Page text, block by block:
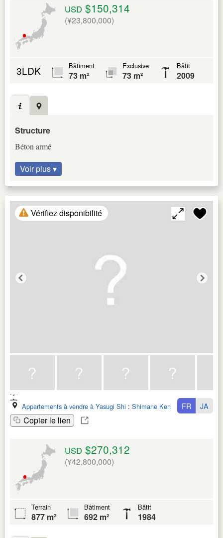
USD $150,314
(¥23,800,000)
3LDK Bâtiment
73 m²
Exclusive
73 m²
Bâtit
2009
Structure
Béton armé
Voir plus ▾
Vérifiez disponibilité
Appartements à vendre à Yasugi Shi : Shimane Ken
Copier le lien
FR JA
USD $270,312
(¥42,800,000)
Terrain
877 m²
Bâtiment
692 m²
Bâtit
1984